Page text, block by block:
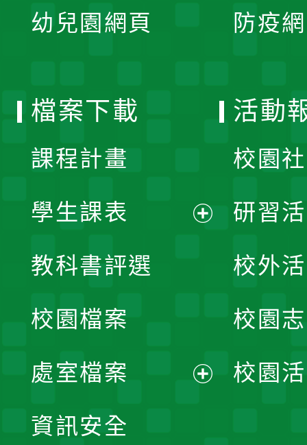
幼兒園網頁 防疫
檔案下載
課程計畫
學生課表
單
教科書評選
校園檔案
處室檔案
資訊安全
活動
校園
研習
校外
校園
校園